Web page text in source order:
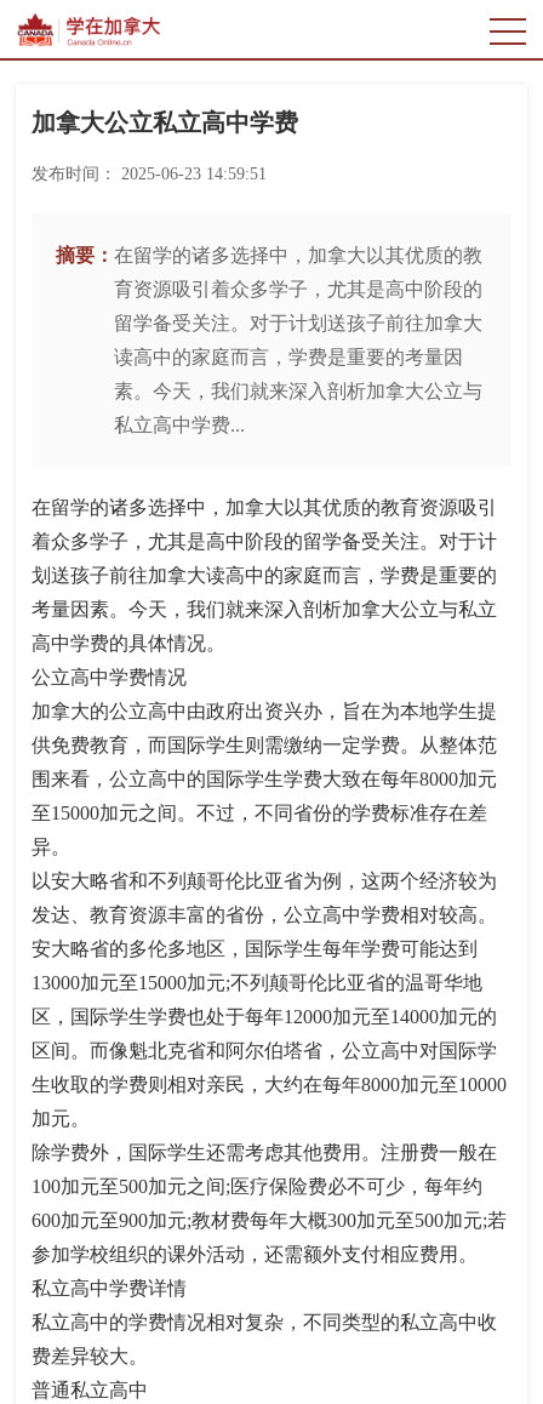
加拿大公立私立高中学费
发布时间： 2025-06-23 14:59:51
摘要：在留学的诸多选择中，加拿大以其优质的教
育资源吸引着众多学子，尤其是高中阶段的
留学备受关注。对于计划送孩子前往加拿大
读高中的家庭而言，学费是重要的考量因
素。今天，我们就来深入剖析加拿大公立与
私立高中学费...
在留学的诸多选择中，加拿大以其优质的教育资源吸引
着众多学子，尤其是高中阶段的留学备受关注。对于计
划送孩子前往加拿大读高中的家庭而言，学费是重要的
考量因素。今天，我们就来深入剖析加拿大公立与私立
高中学费的具体情况。​
公立高中学费情况​
加拿大的公立高中由政府出资兴办，旨在为本地学生提
供免费教育，而国际学生则需缴纳一定学费。从整体范
围来看，公立高中的国际学生学费大致在每年8000加元
至15000加元之间。不过，不同省份的学费标准存在差
异。​
以安大略省和不列颠哥伦比亚省为例，这两个经济较为
发达、教育资源丰富的省份，公立高中学费相对较高。
安大略省的多伦多地区，国际学生每年学费可能达到
13000加元至15000加元;不列颠哥伦比亚省的温哥华地
区，国际学生学费也处于每年12000加元至14000加元的
区间。而像魁北克省和阿尔伯塔省，公立高中对国际学
生收取的学费则相对亲民，大约在每年8000加元至10000
加元。​
除学费外，国际学生还需考虑其他费用。注册费一般在
100加元至500加元之间;医疗保险费必不可少，每年约
600加元至900加元;教材费每年大概300加元至500加元;若
参加学校组织的课外活动，还需额外支付相应费用。​
私立高中学费详情​
私立高中的学费情况相对复杂，不同类型的私立高中收
费差异较大。​
普通私立高中​